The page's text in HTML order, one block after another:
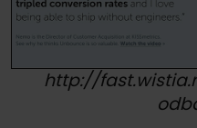
http://